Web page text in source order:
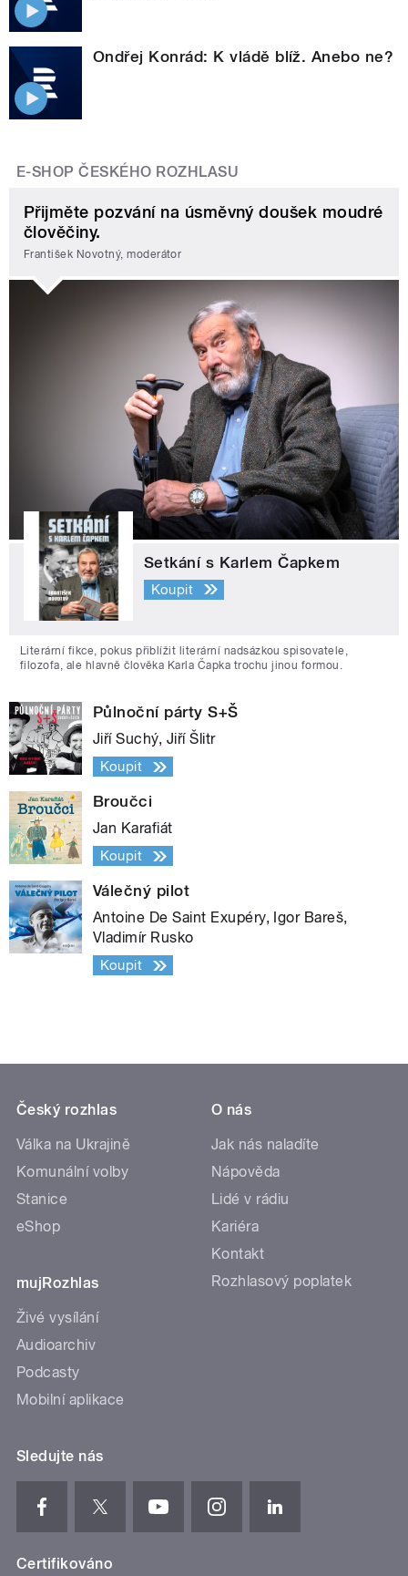
Ondřej Konrád: K vládě blíž. Anebo ne?
E-SHOP ČESKÉHO ROZHLASU
Přijměte pozvání na úsměvný doušek moudré
člověčiny.
František Novotný, moderátor
Setkání s Karlem Čapkem
Koupit
Literární fikce, pokus přiblížit literární nadsázkou spisovatele,
filozofa, ale hlavně člověka Karla Čapka trochu jinou formou.
Půlnoční párty S+Š
Jiří Suchý, Jiří Šlitr
Koupit
Broučci
Jan Karafiát
Koupit
Válečný pilot
Antoine De Saint Exupéry, Igor Bareš,
Vladimír Rusko
Koupit
Český rozhlas
Válka na Ukrajině
Komunální volby
Stanice
eShop
mujRozhlas
Živé vysílání
Audioarchiv
Podcasty
Mobilní aplikace
O nás
Jak nás naladíte
Nápověda
Lidé v rádiu
Kariéra
Kontakt
Rozhlasový poplatek
Sledujte nás
Certifikováno